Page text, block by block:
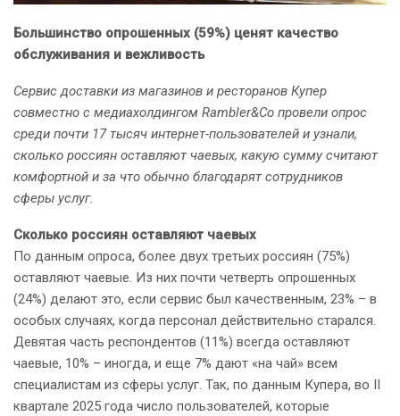
Большинство опрошенных (59%) ценят качество
обслуживания и вежливость
Сервис доставки из магазинов и ресторанов Купер
совместно с медиахолдингом Rambler&Co провели опрос
среди почти 17 тысяч интернет-пользователей и узнали,
сколько россиян оставляют чаевых, какую сумму считают
комфортной и за что обычно благодарят сотрудников
сферы услуг.
Сколько россиян оставляют чаевых
По данным опроса, более двух третьих россиян (75%)
оставляют чаевые. Из них почти четверть опрошенных
(24%) делают это, если сервис был качественным, 23% – в
особых случаях, когда персонал действительно старался.
Девятая часть респондентов (11%) всегда оставляют
чаевые, 10% – иногда, и еще 7% дают «на чай» всем
специалистам из сферы услуг. Так, по данным Купера, во II
квартале 2025 года число пользователей, которые